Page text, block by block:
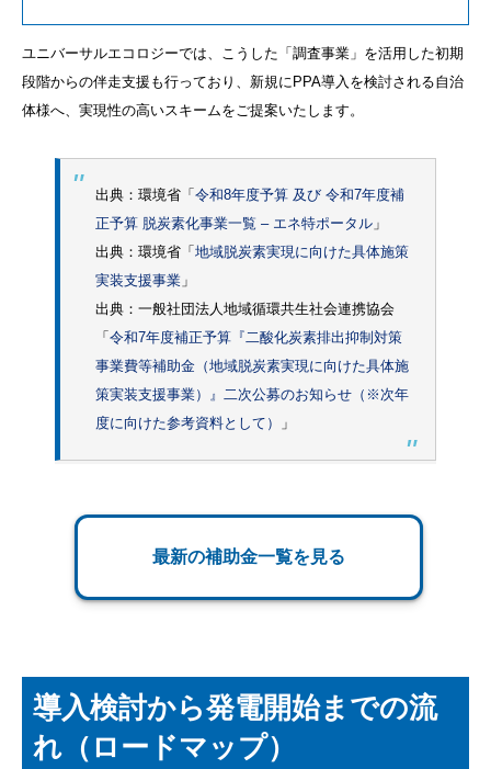
ユニバーサルエコロジーでは、こうした「調査事業」を活用した初期
段階からの伴走支援も行っており、新規にPPA導入を検討される自治
体様へ、実現性の高いスキームをご提案いたします。
出典：環境省「 令和8年度予算 及び 令和7年度補
正予算 脱炭素化事業一覧 – エネ特ポータル 」
出典：環境省「 地域脱炭素実現に向けた具体施策
実装支援事業 」
出典：一般社団法人地域循環共生社会連携協会
「 令和7年度補正予算『二酸化炭素排出抑制対策
事業費等補助金（地域脱炭素実現に向けた具体施
策実装支援事業）』二次公募のお知らせ（※次年
度に向けた参考資料として）
」
最新の補助金一覧を見る
導入検討から発電開始までの流
れ（ロードマップ）